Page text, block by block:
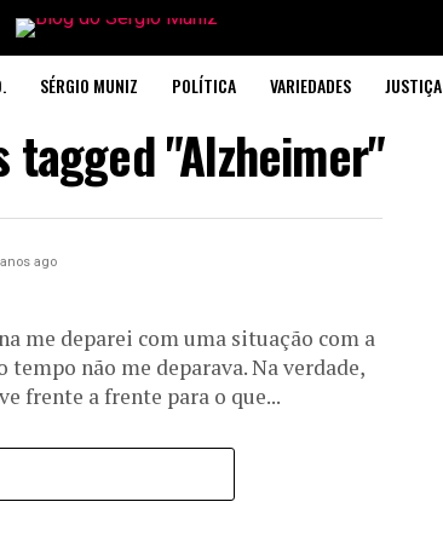
SÉRGIO MUNIZ POLÍTICA VARIEDADES JUSTIÇA
tagged "Alzheimer"
ago
me deparei com uma situação com a
tempo não me deparava. Na verdade,
frente a frente para o que...